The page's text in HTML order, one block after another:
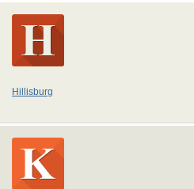
Hillisburg